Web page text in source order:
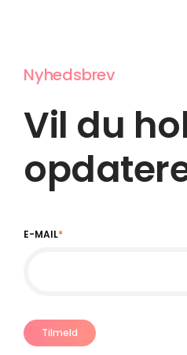
Nyhedsbrev
Vil du
E-MAIL*